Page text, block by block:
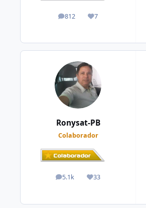
812
posts 7
Reputação
Ronysat-PB
Colaborador
5.1k
posts 33
Reputação